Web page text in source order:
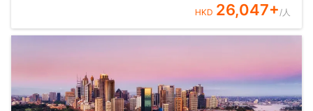
HKD 26,047+/人